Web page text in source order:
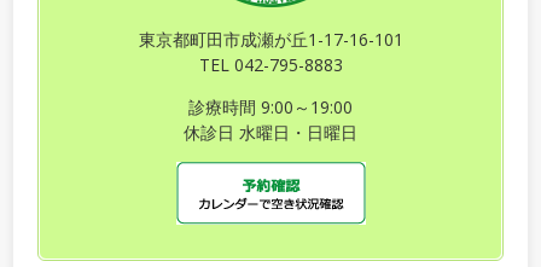
東京都町田市成瀬が丘1-17-16-101
TEL 042-795-8883
診療時間 9:00～19:00
休診日 水曜日・日曜日